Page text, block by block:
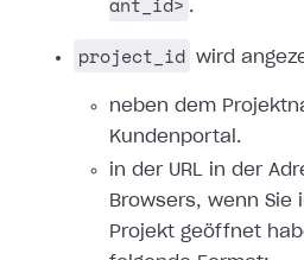
.
project_id wird
neben dem
Kundenportal.
in der URL in der
Browsers, wenn Sie
Projekt geöffnet